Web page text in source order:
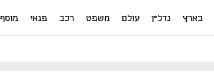
בארץ נדל"ן עולם משפט רכב פנאי מוסף